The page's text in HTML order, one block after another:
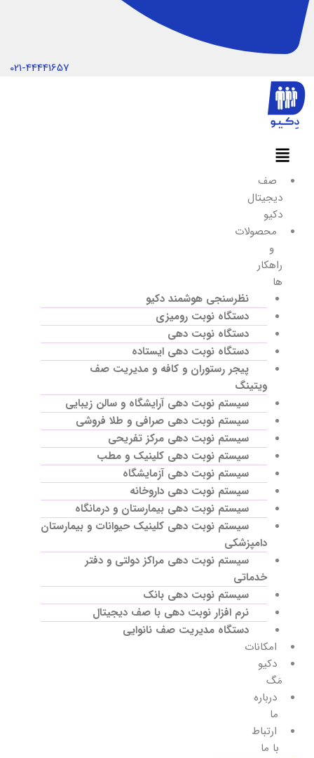
021-44441657
صف
دیجیتال
دکیو
محصولات
و
راهکار
ها
نظرسنجی هوشمند دکیو
دستگاه نوبت رومیزی
دستگاه نوبت دهی
دستگاه نوبت دهی ایستاده
پیجر رستوران و کافه و مدیریت صف
ویتینگ
سیستم نوبت دهی آرایشگاه و سالن زیبایی
سیستم نوبت دهی صرافی و طلا فروشی
سیستم نوبت دهی مرکز تفریحی
سیستم نوبت دهی کلینیک و مطب
سیستم نوبت دهی آزمایشگاه
سیستم نوبت دهی داروخانه
سیستم نوبت دهی بیمارستان و درمانگاه
سیستم نوبت دهی کلینیک حیوانات و بیمارستان
دامپزشکی
سیستم نوبت دهی مراکز دولتی و دفتر
خدماتی
سیستم نوبت دهی بانک
نرم افزار نوبت دهی با صف دیجیتال
دستگاه مدیریت صف نانوایی
امکانات
دکیو
مَگ
درباره
ما
ارتباط
با ما